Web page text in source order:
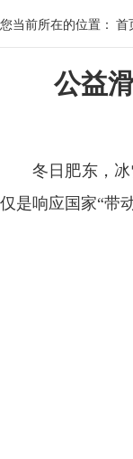
您当前所在的位置： 首
公益
冬日肥东，
仅是响应国家“带